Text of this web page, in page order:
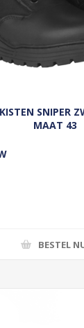
SNIPER
MAAT 43
BESTEL